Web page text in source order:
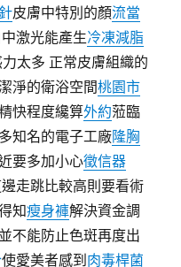
皮膚中特別的顏流當
激光能產生冷凍減脂
太多 正常皮膚組織的
淨的衛浴空間桃園市
快程度纔算外約蒞臨
知名的電子工廠隆胸
要多加小心徵信器
走跳比較高則要看術
知瘦身褲解決資金調
不能防止色斑再度出
使愛美者感到 肉毒桿菌